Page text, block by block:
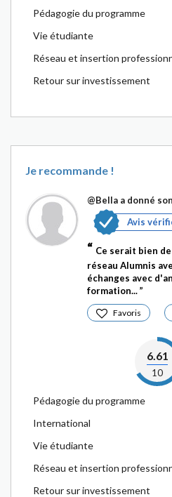
Pédagogie du programme
Vie étudiante
Réseau et insertion
Retour sur investissement
Je recommande !
@Bella a donné
Avis
Ce serait bien
réseau Alumnis
échanges avec
formation...
Favoris
6.61
10
Pédagogie du programme
International
Vie étudiante
Réseau et insertion
Retour sur investissement